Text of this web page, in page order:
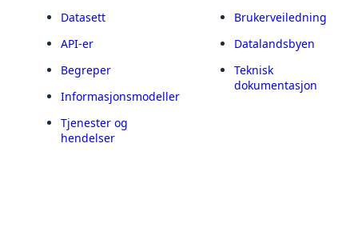
Datasett
API-er
Begreper
Informasjonsmodeller
Tjenester og
hendelser
Brukerveiledning
Datalandsbyen
Teknisk
dokumentasjon